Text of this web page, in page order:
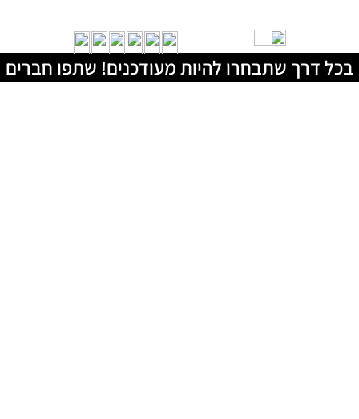
בכל דרך שתבחרו להיות מעודכנים! שתפו חברים